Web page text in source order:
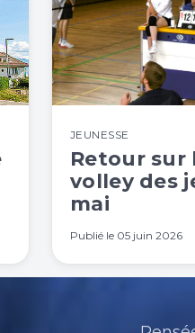
JEUNESSE
Retour sur
volley des
mai
Publié le 05 juin 2026